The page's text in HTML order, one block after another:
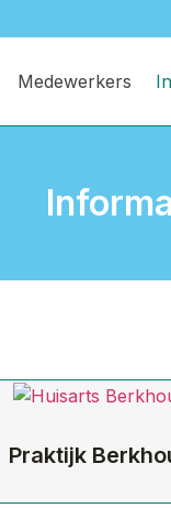
Medewerkers
Praktijk